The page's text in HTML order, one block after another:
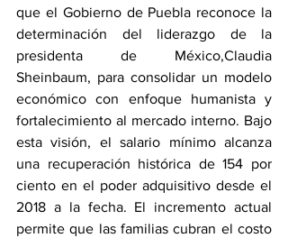
que el Gobierno de Puebla reconoce la
determinación del liderazgo de la
presidenta de México,Claudia
Sheinbaum, para consolidar un modelo
económico con enfoque humanista y
fortalecimiento al mercado interno. Bajo
esta visión, el salario mínimo alcanza
una recuperación histórica de 154 por
ciento en el poder adquisitivo desde el
2018 a la fecha. El incremento actual
permite que las familias cubran el costo